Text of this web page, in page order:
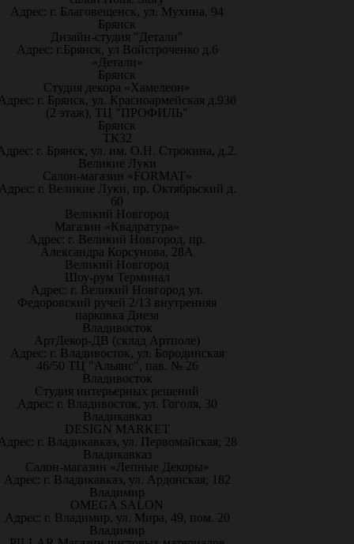
Адрес: г. Благовещенск, ул. Мухина, 94
Брянск
Дизайн-студия "Детали"
Адрес: г.Брянск, ул Войстроченко д.6
«Детали»
Брянск
Студия декора «Хамелеон»
г. Брянск, ул. Красноармейская д.93б
(2 этаж), ТЦ "ПРОФИЛЬ"
Брянск
ТК32
г. Брянск, ул. им. О.Н. Строкина, д.2.
Великие Луки
Салон-магазин «FORMAT»
г. Великие Луки, пр. Октябрьский д.
60
Великий Новгород
Магазин «Квадратура»
Адрес: г. Великий Новгород, пр.
Александра Корсунова, 28А
Великий Новгород
Шоу-рум Терминал
Адрес: г. Великий Новгород ул.
Федоровский ручей 2/13 внутренняя
парковка Диеза
Владивосток
АртДекор-ДВ (склад Артполе)
Адрес: г. Владивосток, ул. Бородинская
46/50 ТЦ "Альянс", пав. № 26
Владивосток
Студия интерьерных решений
Адрес: г. Владивосток, ул. Гоголя, 30
Владикавказ
DESIGN MARKET
г. Владикавказ, ул. Первомайская, 28
Владикавказ
Салон-магазин «Лепные Декоры»
Адрес: г. Владикавказ, ул. Ардонская, 182
Владимир
OMEGA SALON
Адрес: г. Владимир, ул. Мира, 49, пом. 20
Владимир